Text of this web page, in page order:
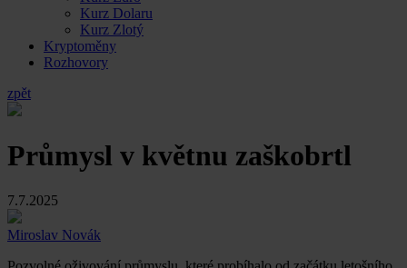
Kurz Dolaru
Kurz Zlotý
Kryptoměny
Rozhovory
zpět
Průmysl v květnu zaškobrtl
7.7.2025
Miroslav Novák